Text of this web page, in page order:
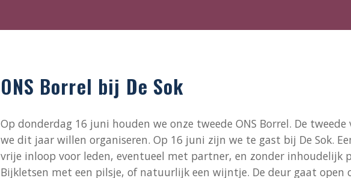
ONS Borrel bij De Sok
Op donderdag 16 juni houden we onze tweede ONS Borrel. De tweede
we dit jaar willen organiseren. Op 16 juni zijn we te gast bij De Sok.
vrije inloop voor leden, eventueel met partner, en zonder inhoudelijk
Bijkletsen met een pilsje, of natuurlijk een wijntje. De deur gaat open